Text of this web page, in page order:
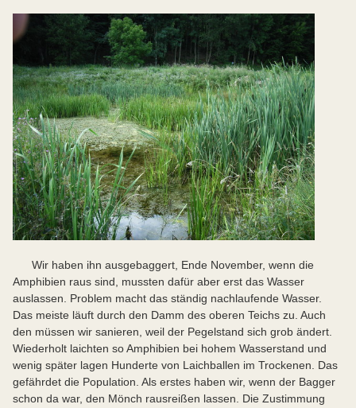
Wir haben ihn ausgebaggert, Ende November, wenn die
Amphibien raus sind, mussten dafür aber erst das Wasser
auslassen. Problem macht das ständig nachlaufende Wasser.
Das meiste läuft durch den Damm des oberen Teichs zu. Auch
den müssen wir sanieren, weil der Pegelstand sich grob ändert.
Wiederholt laichten so Amphibien bei hohem Wasserstand und
wenig später lagen Hunderte von Laichballen im Trockenen. Das
gefährdet die Population. Als erstes haben wir, wenn der Bagger
schon da war, den Mönch rausreißen lassen. Die Zustimmung